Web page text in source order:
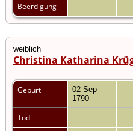
Beerdigung
weiblich
Christina Katharina
Geburt
02 Sep
1790
Tod